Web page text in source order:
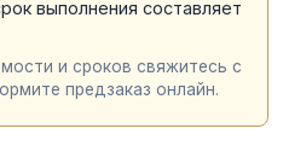
выполнения составляет
и сроков свяжитесь с
предзаказ онлайн.